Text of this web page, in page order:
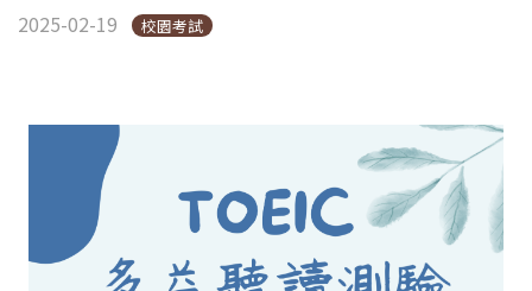
2025-02-19 校園考試